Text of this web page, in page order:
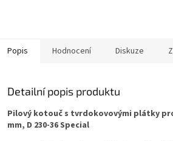
Popis Hodnocení Diskuze
Detailní popis produktu
Pilový kotouč s tvrdokovovými plátky
mm, D 230-36 Special